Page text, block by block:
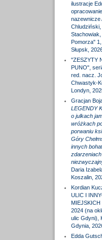
ilustracje
nazewnicze
Pomorza"
Słupsk,
"ZESZYTY
PUNO",
red. nacz.
Chwastyk-
Londyn,
Gracjan
LEGENDY
o julkach
wróżkach
porwaniu
Góry
innych
zdarzeniach
Daria
Koszalin,
Kordian
ULIC I
MIEJSKICH
2024 (na
ulic Gdyni),
Gdynia,
Edda